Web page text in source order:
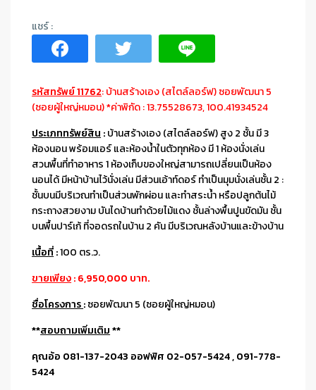
รหัสทรัพย์ 11762: บ้านสร้างเอง (สไตล์ลอร์ฟ) ซอยพัฒนา 5
(ซอยผู้ใหญ่หมอน) *ค่าพิกัด : 13.75528673, 100.41934524
ประเภททรัพย์สิน :บ้านสร้างเอง (สไตล์ลอร์ฟ) สูง 2 ชั้น มี 3
ห้องนอน พร้อมแอร์ และห้องน้ำในตัวทุกห้อง มี 1 ห้องนั่งเล่น
สวนพื้นที่ทำอาหาร 1 ห้องเก็บของใหญ่สามารถเปลี่ยนเป็นห้อง
นอนได้ มีหน้าบ้านไว้นั่งเล่น มีส่วนเอ้าท์ดอร์ ทำเป็นมุมนั่งเล่นชั้น 2 :
ชั้นบนมีบริเวณทำเป็นส่วนพักผ่อน และทำสระน้ำ หรือปลูกต้นไม้
กระถางสวยงาม บันไดบ้านทำด้วยไม้แดง ชั้นล่างพื้นปูนขัดมัน ชั้น
บนพื้นปาร์เก้ ที่จอดรถในบ้าน 2 คัน มีบริเวณหลังบ้านและข้างบ้าน
เนื้อที่:100 ตร.ว.
ขายเพียง: 6,950,000 บาท.
ชื่อโครงการ:ซอยพัฒนา 5 (ซอยผู้ใหญ่หมอน)
**สอบถามเพิ่มเติม**
คุณอ้อ 081-137-2043 ออฟฟิศ 02-057-5424 , 091-778-
5424